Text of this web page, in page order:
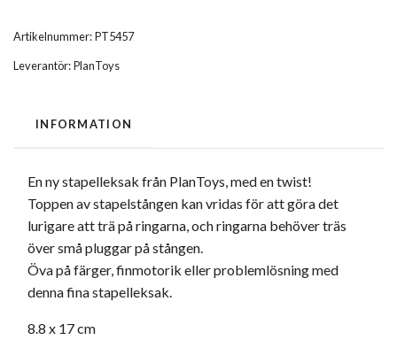
Artikelnummer:PT5457
Leverantör:PlanToys
INFORMATION
En ny stapelleksak från PlanToys, med en twist!
Toppen av stapelstången kan vridas för att göra det
lurigare att trä på ringarna, och ringarna behöver träs
över små pluggar på stången.
Öva på färger, finmotorik eller problemlösning med
denna fina stapelleksak.
8.8 x 17 cm